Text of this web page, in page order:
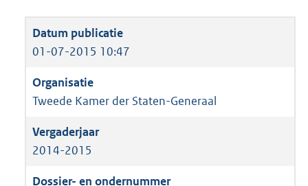
01-07-2015 10:47
Tweede Kamer der Staten-Generaal
2014-2015